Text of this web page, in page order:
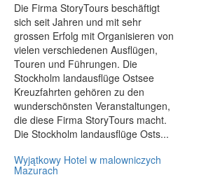
Die Firma StoryTours beschäftigt
sich seit Jahren und mit sehr
grossen Erfolg mit Organisieren von
vielen verschiedenen Ausflügen,
Touren und Führungen. Die
Stockholm landausflüge Ostsee
Kreuzfahrten gehören zu den
wunderschönsten Veranstaltungen,
die diese Firma StoryTours macht.
Die Stockholm landausflüge Osts...
Wyjątkowy Hotel w malowniczych
Mazurach